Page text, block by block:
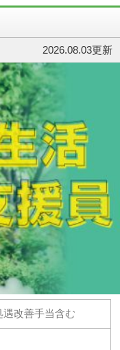
2026.08.03更新
改善手当含む